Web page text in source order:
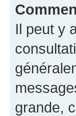
Il peut y
grande,